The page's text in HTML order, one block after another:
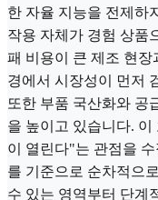
한 자율 지능을 전제하
작용 자체가 경험 상품
패 비용이 큰 제조 현
경에서 시장성이 먼저
또한 부품 국산화와 공
을 높이고 있습니다.
이 열린다"는 관점을
를 기준으로 순차적으
수 있는 영역부터 단계